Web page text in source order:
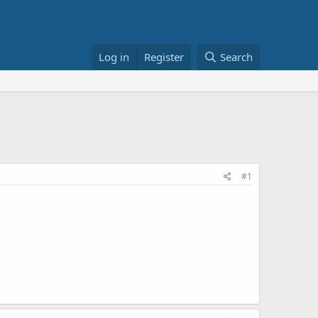
Log in Register Search
#1